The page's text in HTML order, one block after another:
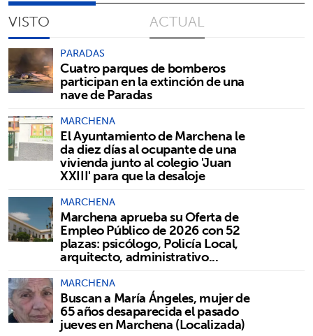
VISTO ACTUAL
PARADAS
Cuatro parques de bomberos
participan en la extinción de una
nave de Paradas
MARCHENA
El Ayuntamiento de Marchena le
da diez días al ocupante de una
vivienda junto al colegio 'Juan
XXIII' para que la desaloje
MARCHENA
Marchena aprueba su Oferta de
Empleo Público de 2026 con 52
plazas: psicólogo, Policía Local,
arquitecto, administrativo...
MARCHENA
Buscan a María Ángeles, mujer de
65 años desaparecida el pasado
jueves en Marchena (Localizada)